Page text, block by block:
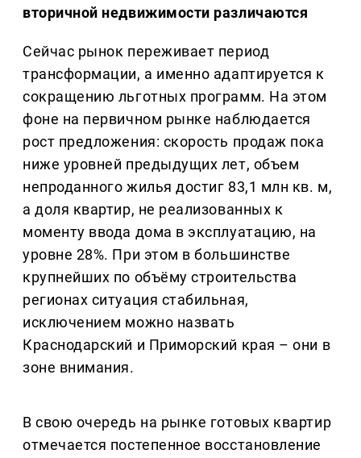
вторичной недвижимости различаются
Сейчас рынок переживает период
трансформации, а именно адаптируется к
сокращению льготных программ. На этом
фоне на первичном рынке наблюдается
рост предложения: скорость продаж пока
ниже уровней предыдущих лет, объем
непроданного жилья достиг 83,1 млн кв. м,
а доля квартир, не реализованных к
моменту ввода дома в эксплуатацию, на
уровне 28%. При этом в большинстве
крупнейших по объёму строительства
регионах ситуация стабильная,
исключением можно назвать
Краснодарский и Приморский края – они в
зоне внимания.
В свою очередь на рынке готовых квартир
отмечается постепенное восстановление